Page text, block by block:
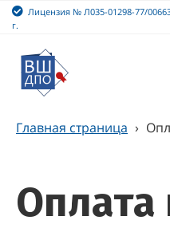
Лицензия № Л035-01298-77/
г.
Главная страница ›
Оплата